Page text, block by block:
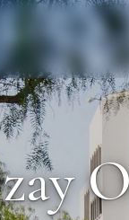
Personel